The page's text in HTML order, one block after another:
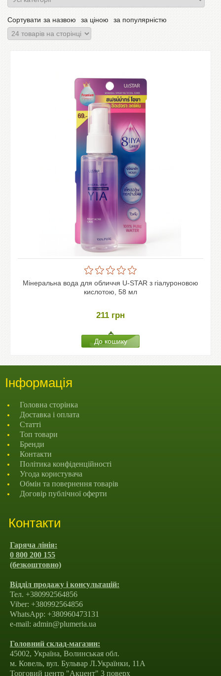
Сортувати за назвою за ціною за популярністю
Мінеральна вода для обличчя U-STAR з гіалуроновою
кислотою, 58 мл
211 грн
Інформація
Головна сторінка
Доставка і оплата
Статті
Топ товари
Бренди
Контакти
Політика конфіденційності
Угода користувача
Обмін та повернення товарів
Договір публічної оферти
Контакти
Гаряча лінія:
0 800 200 155
(безкоштовно)
Відділ продажу і консультацій:
Тел. +380992564856
Viber: +380992564856
WhatsApp: +380960473131
e-mail: admin@plumeria.ua
Головний склад-магазин:
45002, Україна, Волинськая обл.
м. Ковель, вул. Бульвар Л.Українки, 11А
Торговий центр "Акцент" 3 поверх